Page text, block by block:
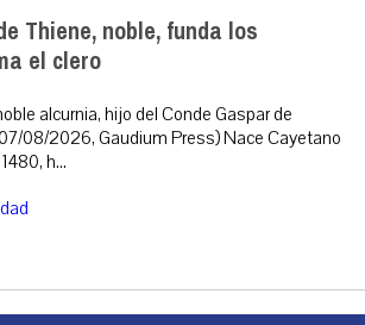
Thiene, noble, funda los
el clero
alcurnia, hijo del Conde Gaspar de
08/2026, Gaudium Press) Nace Cayetano
h...